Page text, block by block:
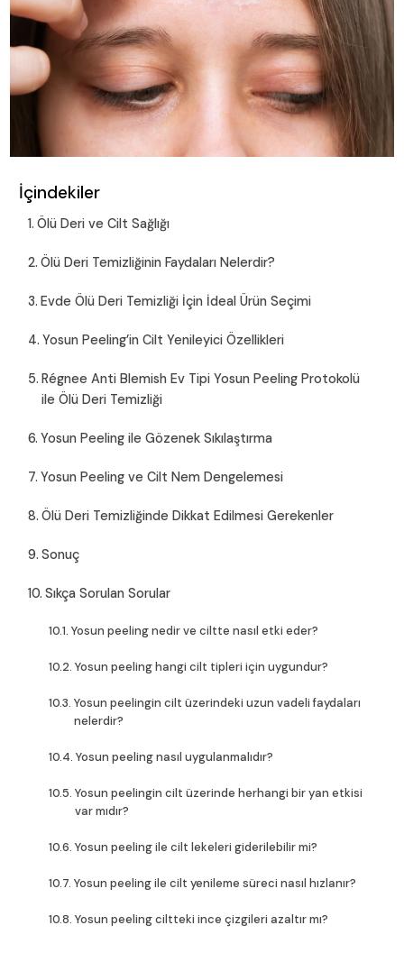
İçindekiler
Ölü Deri ve Cilt Sağlığı
Ölü Deri Temizliğinin Faydaları Nelerdir?
Evde Ölü Deri Temizliği İçin İdeal Ürün Seçimi
Yosun Peeling’in Cilt Yenileyici Özellikleri
Régnee Anti Blemish Ev Tipi Yosun Peeling Protokolü
ile Ölü Deri Temizliği
Yosun Peeling ile Gözenek Sıkılaştırma
Yosun Peeling ve Cilt Nem Dengelemesi
Ölü Deri Temizliğinde Dikkat Edilmesi Gerekenler
Sonuç
Sıkça Sorulan Sorular
Yosun peeling nedir ve ciltte nasıl etki eder?
Yosun peeling hangi cilt tipleri için uygundur?
Yosun peelingin cilt üzerindeki uzun vadeli faydaları
nelerdir?
Yosun peeling nasıl uygulanmalıdır?
Yosun peelingin cilt üzerinde herhangi bir yan etkisi
var mıdır?
Yosun peeling ile cilt lekeleri giderilebilir mi?
Yosun peeling ile cilt yenileme süreci nasıl hızlanır?
Yosun peeling ciltteki ince çizgileri azaltır mı?